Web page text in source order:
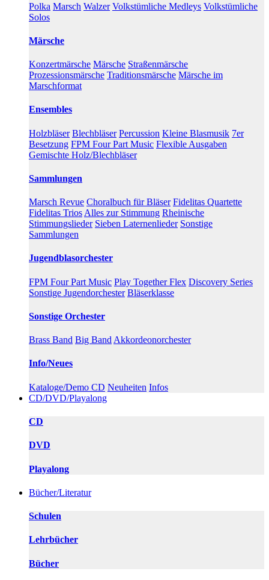
Polka Marsch Walzer Volkstümliche Medleys Volkstümliche
Solos
Märsche
Konzertmärsche Märsche Straßenmärsche
Prozessionsmärsche Traditionsmärsche Märsche im
Marschformat
Ensembles
Holzbläser Blechbläser Percussion Kleine Blasmusik 7er
Besetzung FPM Four Part Music Flexible Ausgaben
Gemischte Holz/Blechbläser
Sammlungen
Marsch Revue Choralbuch für Bläser Fidelitas Quartette
Fidelitas Trios Alles zur Stimmung Rheinische
Stimmungslieder Sieben Laternenlieder Sonstige
Sammlungen
Jugendblasorchester
FPM Four Part Music Play Together Flex Discovery Series
Sonstige Jugendorchester Bläserklasse
Sonstige Orchester
Brass Band Big Band Akkordeonorchester
Info/Neues
Kataloge/Demo CD Neuheiten Infos
CD/DVD/Playalong
CD
DVD
Playalong
Bücher/Literatur
Schulen
Lehrbücher
Bücher